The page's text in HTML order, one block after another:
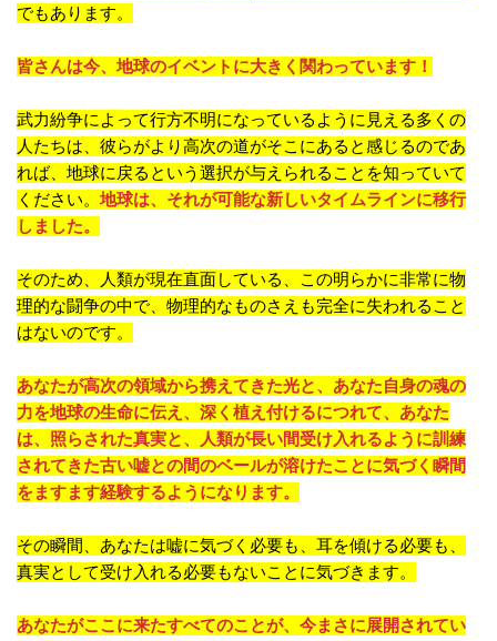
でもあります。
皆さんは今、地球のイベントに大きく関わっています！
武力紛争によって行方不明になっているように見える多くの
人たちは、彼らがより高次の道がそこにあると感じるのであ
れば、地球に戻るという選択が与えられることを知っていて
ください。 地球は、それが可能な新しいタイムラインに移行
しました。
そのため、人類が現在直面している、この明らかに非常に物
理的な闘争の中で、物理的なものさえも完全に失われること
はないのです。
あなたが高次の領域から携えてきた光と、あなた自身の魂の
力を地球の生命に伝え、深く植え付けるにつれて、あなた
は、照らされた真実と、人類が長い間受け入れるように訓練
されてきた古い嘘との間のベールが溶けたことに気づく瞬間
をますます経験するようになります。
その瞬間、あなたは嘘に気づく必要も、耳を傾ける必要も、
真実として受け入れる必要もないことに気づきます。
あなたがここに来たすべてのことが、今まさに展開されてい